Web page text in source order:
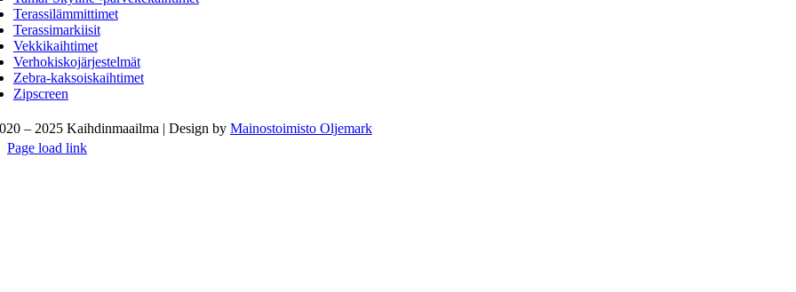
Terassilämmittimet
Terassimarkiisit
Vekkikaihtimet
Verhokiskojärjestelmät
Zebra-kaksoiskaihtimet
Zipscreen
– 2025 Kaihdinmaailma | Design by Mainostoimisto Oljemark
Page load link